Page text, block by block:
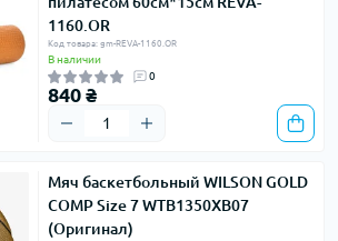
1160.OR
Код товара: gm-REVA-1160.OR
В наличии
0
840 ₴
Мяч баскетбольный WILSON GOLD
COMP Size 7 WTB1350XB07
(Оригинал)